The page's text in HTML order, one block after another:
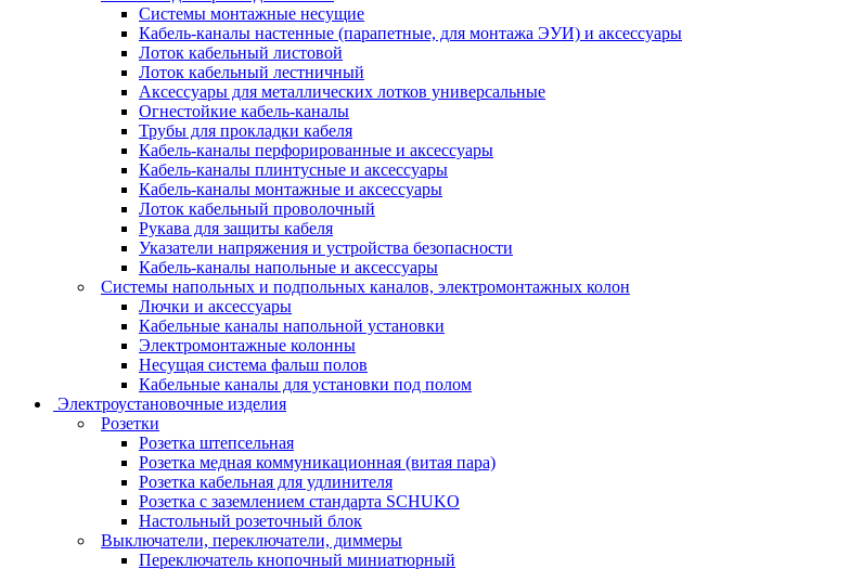
Системы монтажные несущие
Кабель-каналы настенные (парапетные, для монтажа ЭУИ) и аксессуары
Лоток кабельный листовой
Лоток кабельный лестничный
Аксессуары для металлических лотков универсальные
Огнестойкие кабель-каналы
Трубы для прокладки кабеля
Кабель-каналы перфорированные и аксессуары
Кабель-каналы плинтусные и аксессуары
Кабель-каналы монтажные и аксессуары
Лоток кабельный проволочный
Рукава для защиты кабеля
Указатели напряжения и устройства безопасности
Кабель-каналы напольные и аксессуары
Системы напольных и подпольных каналов, электромонтажных колон
Лючки и аксессуары
Кабельные каналы напольной установки
Электромонтажные колонны
Несущая система фальш полов
Кабельные каналы для установки под полом
Электроустановочные изделия
Розетки
Розетка штепсельная
Розетка медная коммуникационная (витая пара)
Розетка кабельная для удлинителя
Розетка с заземлением стандарта SCHUKO
Настольный розеточный блок
Выключатели, переключатели, диммеры
Переключатель кнопочный миниатюрный